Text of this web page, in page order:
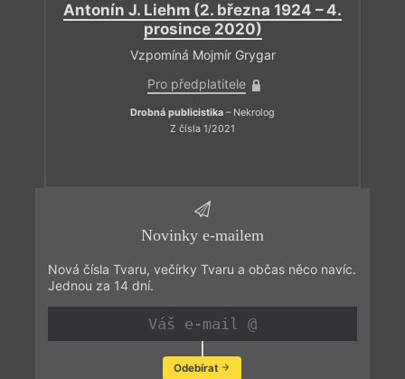
Antonín J. Liehm (2. března 1924 – 4.
prosince 2020)
Vzpomíná Mojmír Grygar
Pro předplatitele
Drobná publicistika – Nekrolog
Z čísla 1/2021
Novinky e-mailem
Nová čísla Tvaru, večírky Tvaru a občas něco navíc.
Jednou za 14 dní.
Odebírat